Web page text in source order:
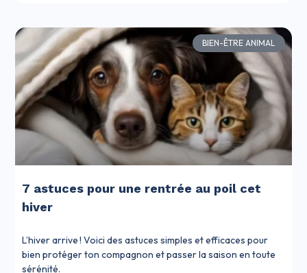
BIEN-ÊTRE ANIMAL
7 astuces pour une rentrée au poil cet
hiver
L’hiver arrive ! Voici des astuces simples et efficaces pour
bien protéger ton compagnon et passer la saison en toute
sérénité.